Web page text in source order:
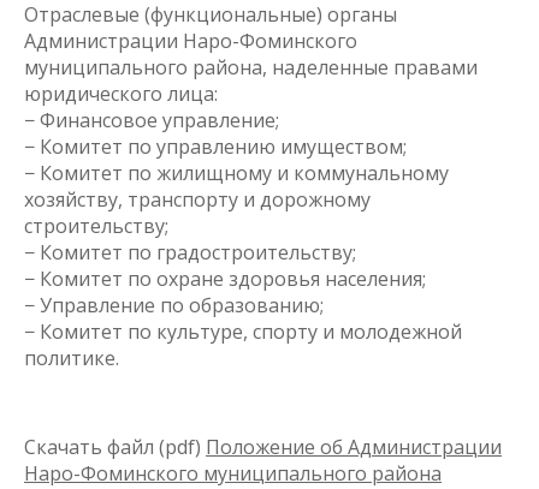
Отраслевые (функциональные) органы
Администрации Наро-Фоминского
муниципального района, наделенные правами
юридического лица:
− Финансовое управление;
− Комитет по управлению имуществом;
− Комитет по жилищному и коммунальному
хозяйству, транспорту и дорожному
строительству;
− Комитет по градостроительству;
− Комитет по охране здоровья населения;
− Управление по образованию;
− Комитет по культуре, спорту и молодежной
политике.
Скачать файл (pdf) Положение об Администрации
Наро-Фоминского муниципального района